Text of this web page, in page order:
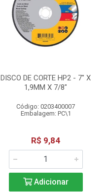
DISCO DE CORTE HP2 - 7" X
1,9MM X 7/8"
Código: 0203400007
Embalagem: PC\1
R$ 9,84
Adicionar